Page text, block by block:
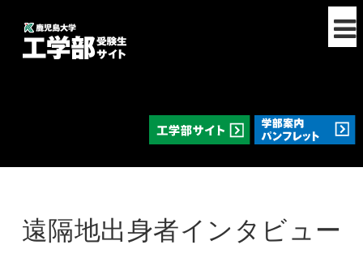
遠隔地出身者インタビュー